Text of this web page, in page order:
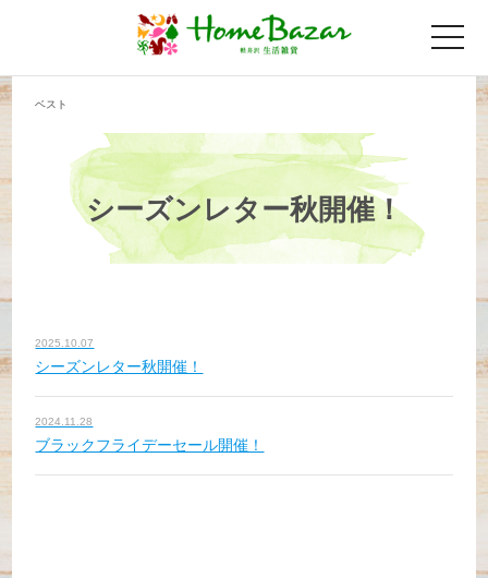
toggle
ベスト
シーズンレター秋開催！
2025.10.07
シーズンレター秋開催！
2024.11.28
ブラックフライデーセール開催！